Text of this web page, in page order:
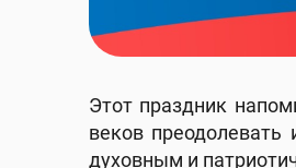
Этот праздник
веков преодолевать
духовным и